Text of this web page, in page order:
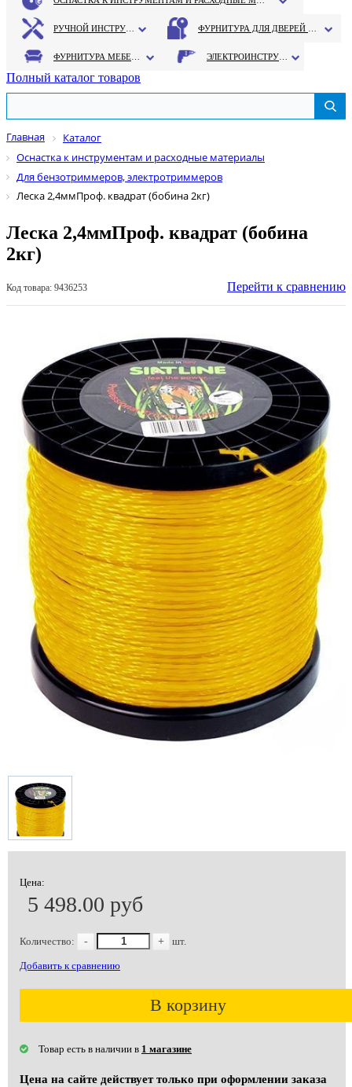
Полный каталог товаров
Главная
Каталог
Оснастка к инструментам и расходные материалы
Для бензотриммеров, электротриммеров
Леска 2,4ммПроф. квадрат (бобина 2кг)
Леска 2,4ммПроф. квадрат (бобина
2кг)
Код товара: 9436253 Перейти к сравнению
Цена:
5 498.00 руб
Количество: - + шт.
Добавить к сравнению
В корзину
Товар есть в наличии в 1 магазине
Цена на сайте действует только при оформлении заказа